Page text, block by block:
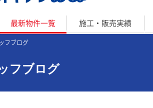
最新物件一覧 施工・販売実績
フブログ
フブログ